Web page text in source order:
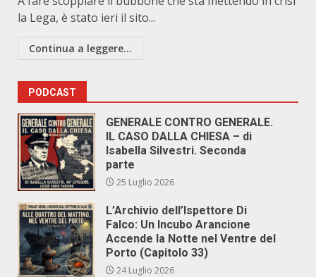
la Lega, è stato ieri il sito...
Continua a leggere...
PODCAST
GENERALE CONTRO GENERALE.
IL CASO DALLA CHIESA – di
Isabella Silvestri. Seconda
parte
25 Luglio 2026
L’Archivio dell’Ispettore Di
Falco: Un Incubo Arancione
Accende la Notte nel Ventre del
Porto (Capitolo 33)
24 Luglio 2026